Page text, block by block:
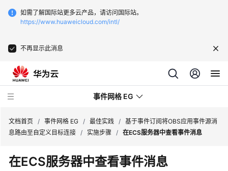
如需了解国际站更多云产品，请访问国际站。
https://www.huaweicloud.com/intl/
不再显示此消息
事件网格 EG
新
文档首页 / 事件网格 EG / 最佳实践 / 基于事件订阅将OBS应用事件源消
息路由至自定义目标连接 / 实施步骤 / 在ECS服务器中查看事件消息
在ECS服务器中查看事件消息